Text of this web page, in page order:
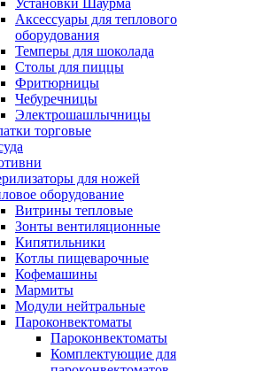
Установки Шаурма
Аксессуары для теплового
оборудования
Темперы для шоколада
Столы для пиццы
Фритюрницы
Чебуречницы
Электрошашлычницы
торговые
для ножей
оборудование
Витрины тепловые
Зонты вентиляционные
Кипятильники
Котлы пищеварочные
Кофемашины
Мармиты
Модули нейтральные
Пароконвектоматы
Пароконвектоматы
Комплектующие для